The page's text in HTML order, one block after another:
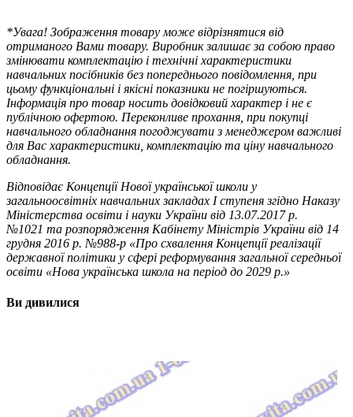
*Увага! Зображення товару може відрізнятися від
отриманого Вами товару. Виробник залишає за собою право
змінювати комплектацію і технічні характеристики
навчальних посібників без попереднього повідомлення, при
цьому функціональні і якісні показники не погіршуються.
Інформація про товар носить довідковий характер і не є
публічною офертою. Переконливе прохання, при покупці
навчального обладнання погоджувати з менеджером важливі
для Вас характеристики, комплектацію та ціну навчального
обладнання.
Відповідає Концепції Нової української школи у
загальноосвітніх навчальних закладах I ступеня згідно Наказу
Міністерства освіти і науки України від 13.07.2017 р.
№1021 та розпорядження Кабінету Міністрів України від 14
грудня 2016 р. №988-р «Про схвалення Концепції реалізації
державної політики у сфері реформування загальної середньої
освіти «Нова українська школа на період до 2029 р.»
Ви дивилися